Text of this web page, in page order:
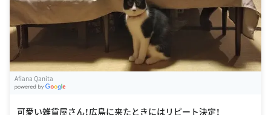
Afiana Qanita
可愛い雑貨屋さん！広島に来たときにはリピート決定！